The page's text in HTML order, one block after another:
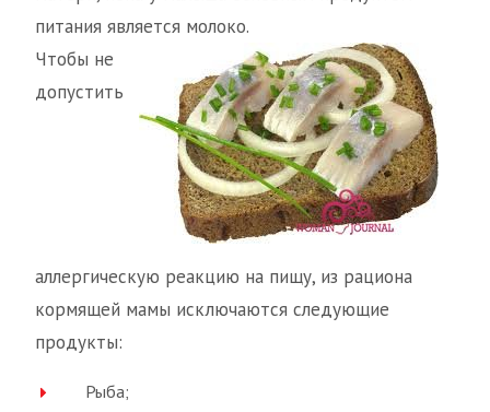
питания является молоко.
Чтобы не
допустить
аллергическую реакцию на пищу, из рациона
кормящей мамы исключаются следующие
продукты:
Рыба;